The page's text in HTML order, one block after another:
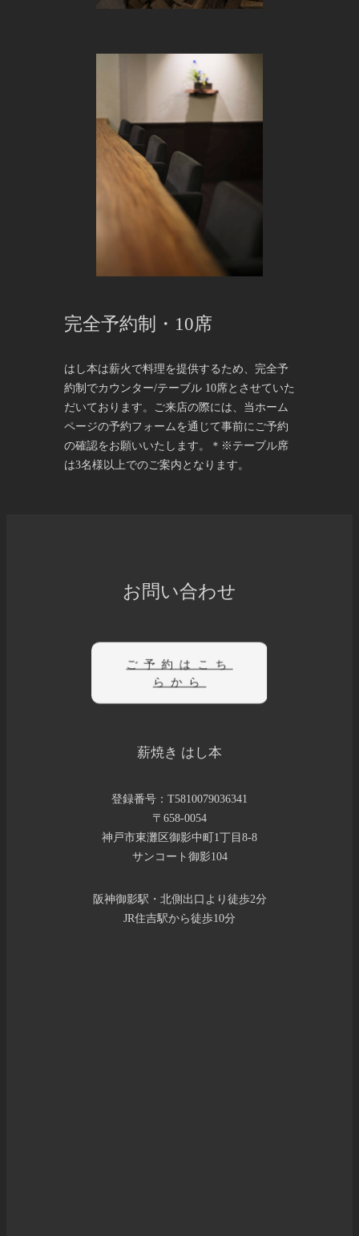
完全予約制・10席
はし本は薪火で料理を提供するため、完全予
約制でカウンター/テーブル 10席とさせていた
だいております。ご来店の際には、当ホーム
ページの予約フォームを通じて事前にご予約
の確認をお願いいたします。＊※テーブル席
は3名様以上でのご案内となります。
お問い合わせ
ご予約はこち
らから
薪焼き はし本
登録番号：T5810079036341
〒658-0054
神戸市東灘区御影中町1丁目8-8
サンコート御影104
阪神御影駅・北側出口より徒歩2分
JR住吉駅から徒歩10分